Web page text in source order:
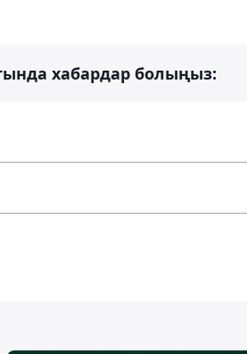
хабардар болыңыз: